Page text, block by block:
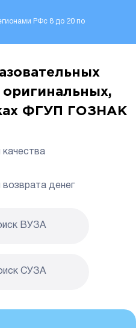
РФс 8 до 20 по
ФГУП ГОЗНАК
качества
возврата денег
ВУЗА
CУЗА